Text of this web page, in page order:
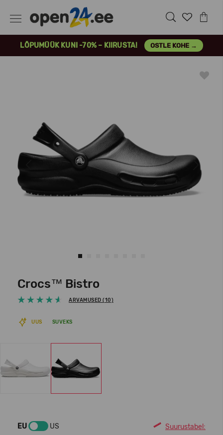
LÕPUMÜÜK KUNI -70% – KIIRUSTA! OSTLE KOHE →
Next
Crocs™ Bistro
ARVAMUSED (10)
UUS SUVEKS
EU US Suurustabel: